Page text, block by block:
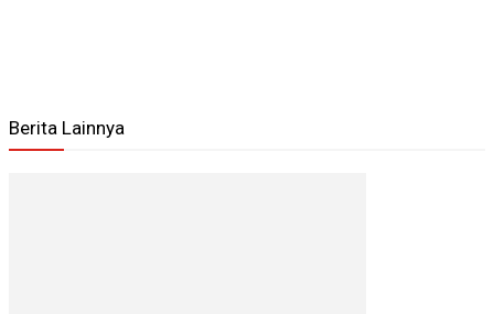
Berita Lainnya